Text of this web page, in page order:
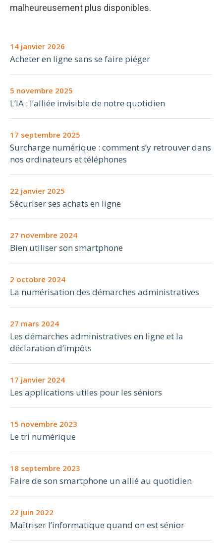
malheureusement plus disponibles.
14 janvier 2026
Acheter en ligne sans se faire piéger
5 novembre 2025
L’IA : l’alliée invisible de notre quotidien
17 septembre 2025
Surcharge numérique : comment s’y retrouver dans
nos ordinateurs et téléphones
22 janvier 2025
Sécuriser ses achats en ligne
27 novembre 2024
Bien utiliser son smartphone
2 octobre 2024
La numérisation des démarches administratives
27 mars 2024
Les démarches administratives en ligne et la
déclaration d’impôts
17 janvier 2024
Les applications utiles pour les séniors
15 novembre 2023
Le tri numérique
18 septembre 2023
Faire de son smartphone un allié au quotidien
22 juin 2022
Maîtriser l’informatique quand on est sénior